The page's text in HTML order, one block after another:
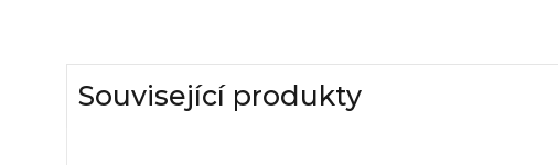
Související produkty